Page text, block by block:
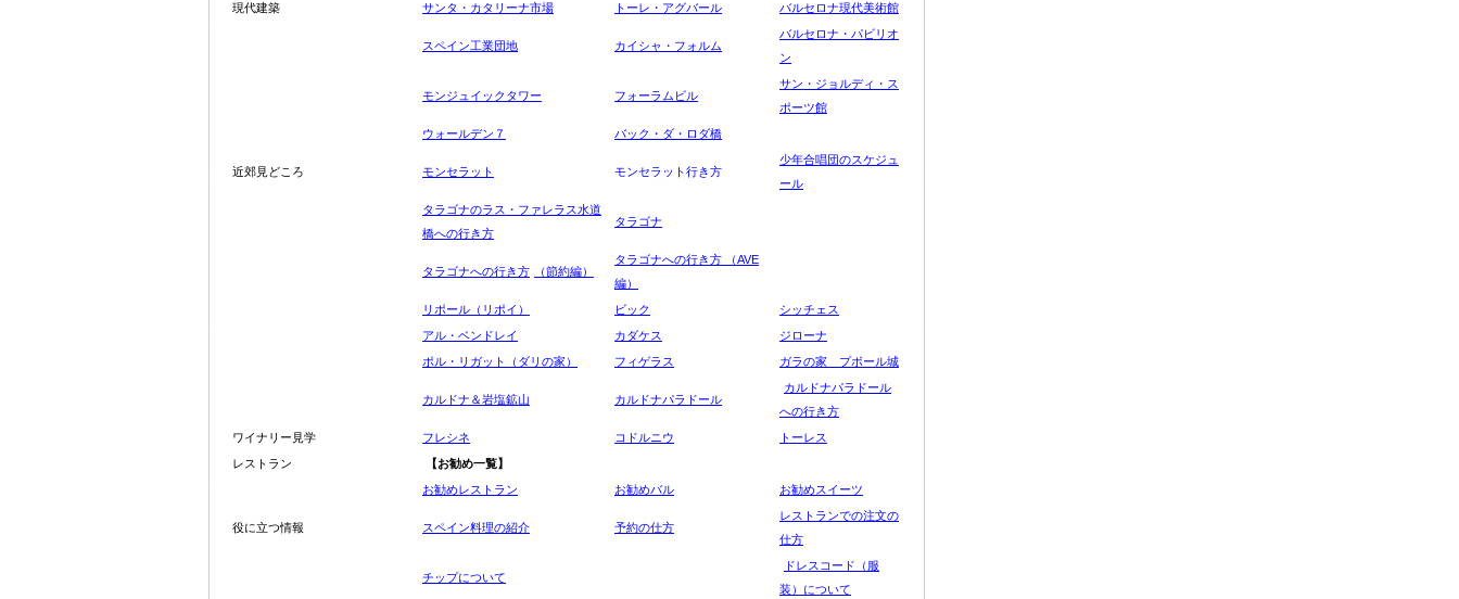
現代建築
サンタ・カタリーナ市場 トーレ・アグバール バルセロナ現代美術館
スペイン工業団地 カイシャ・フォルム
バルセロナ・パビリオ
ン
モンジュイックタワー フォーラムビル
サン・ジョルディ・ス
ポーツ館
ウォールデン７
バック・ダ・ロダ橋
近郊見どころ モンセラット モンセラット行き方
少年合唱団のスケジュ
ール
タラゴナのラス・ファレラス水道
橋への行き方
タラゴナ
タラゴナへの行き方 （節約編）
タラゴナへの行き方 （AVE
編）
リポール（リポイ）
ビック
シッチェス
アル・ベンドレイ
カダケス
ジローナ
ポル・リガット（ダリの家）
フィゲラス ガラの家 プボール城
カルドナ＆岩塩鉱山 カルドナパラドール
カルドナパラドール
への行き方
ワイナリー見学
フレシネ コドルニウ
トーレス
レストラン
【お勧め一覧】
お勧めレストラン
お勧めバル お勧めスイーツ
役に立つ情報 スペイン料理の紹介 予約の仕方
レストランでの注文の
仕方
チップについて
ドレスコード（服
装）について